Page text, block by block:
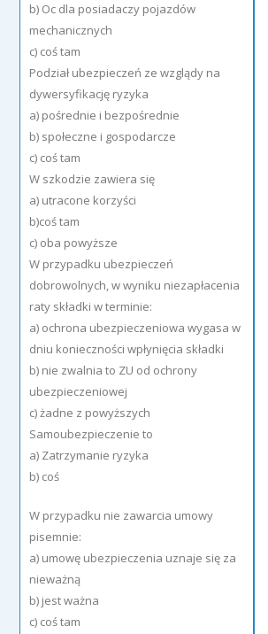
b) Oc dla posiadaczy pojazdów
mechanicznych
c) coś tam
Podział ubezpieczeń ze wzglądy na
dywersyfikację ryzyka
a) pośrednie i bezpośrednie
b) społeczne i gospodarcze
c) coś tam
W szkodzie zawiera się
a) utracone korzyści
b)coś tam
c) oba powyższe
W przypadku ubezpieczeń
dobrowolnych, w wyniku niezapłacenia
raty składki w terminie:
a) ochrona ubezpieczeniowa wygasa w
dniu konieczności wpłynięcia składki
b) nie zwalnia to ZU od ochrony
ubezpieczeniowej
c) żadne z powyższych
Samoubezpieczenie to
a) Zatrzymanie ryzyka
b) coś
W przypadku nie zawarcia umowy
pisemnie:
a) umowę ubezpieczenia uznaje się za
nieważną
b) jest ważna
c) coś tam